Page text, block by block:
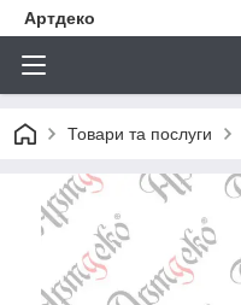
Артдеко
Товари та послуги